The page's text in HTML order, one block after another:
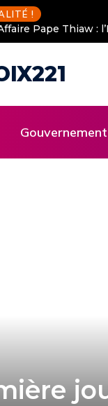
!
Pape Thiaw :
Gouvernement